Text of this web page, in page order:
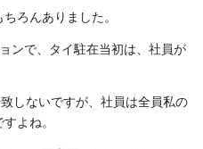
ろんありました。
ンで、タイ駐在当初は、社員が
しないですが、社員は全員私の
よね。